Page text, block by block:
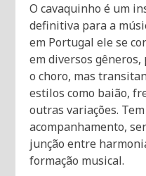
O cavaquinho é um
definitiva para a
em Portugal ele se
em diversos
o choro, mas
estilos como baião,
outras variações.
acompanhamento,
junção entre
formação musical.